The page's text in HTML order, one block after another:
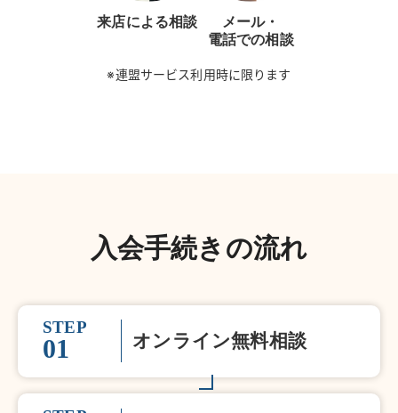
来店による相談
メール・
電話での相談
※連盟サービス利用時に限ります
入会手続きの流れ
STEP
01 オンライン無料相談